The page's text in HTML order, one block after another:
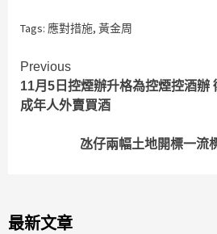
Tags: 應對措施, 黃金周
Continue
Reading
Previous
11月5日控煙辦升格為控煙控酒辦
成年人外賣買酒
氹仔兩幅土地開標一流
最新文章